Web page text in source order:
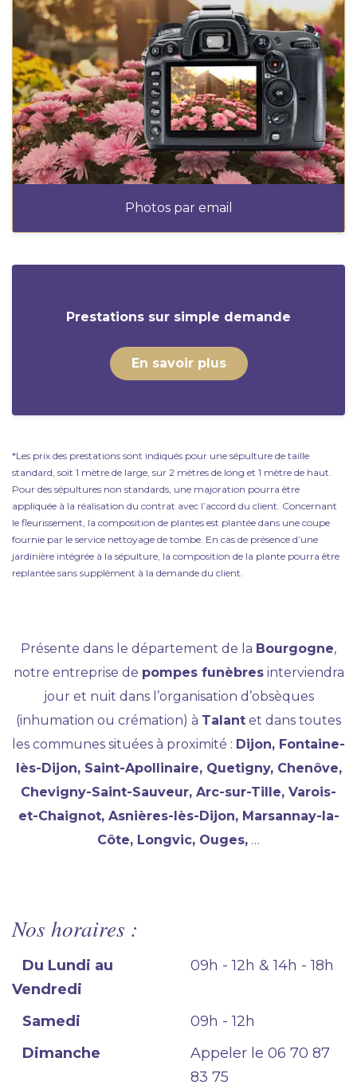
Photos par email
Prestations sur simple demande
En savoir plus
*Les prix des prestations sont indiqués pour une sépulture de taille
standard, soit 1 mètre de large, sur 2 mètres de long et 1 mètre de haut.
Pour des sépultures non standards, une majoration pourra être
appliquée à la réalisation du contrat avec l’accord du client. Concernant
le fleurissement, la composition de plantes est plantée dans une coupe
fournie par le service nettoyage de tombe. En cas de présence d’une
jardinière intégrée à la sépulture, la composition de la plante pourra être
replantée sans supplément à la demande du client.
Présente dans le département de la Bourgogne,
notre entreprise de pompes funèbresinterviendra
jour et nuit dans l’organisation d’obsèques
(inhumation ou crémation) à Talant et dans toutes
les communes situées à proximité : Dijon, Fontaine-
lès-Dijon, Saint-Apollinaire, Quetigny, Chenôve,
Chevigny-Saint-Sauveur, Arc-sur-Tille, Varois-
et-Chaignot, Asnières-lès-Dijon, Marsannay-la-
Côte, Longvic, Ouges, …
Nos horaires :
Du Lundi au
Vendredi
09h - 12h & 14h - 18h
Samedi
09h - 12h
Dimanche
Appeler le 06 70 87
83 75